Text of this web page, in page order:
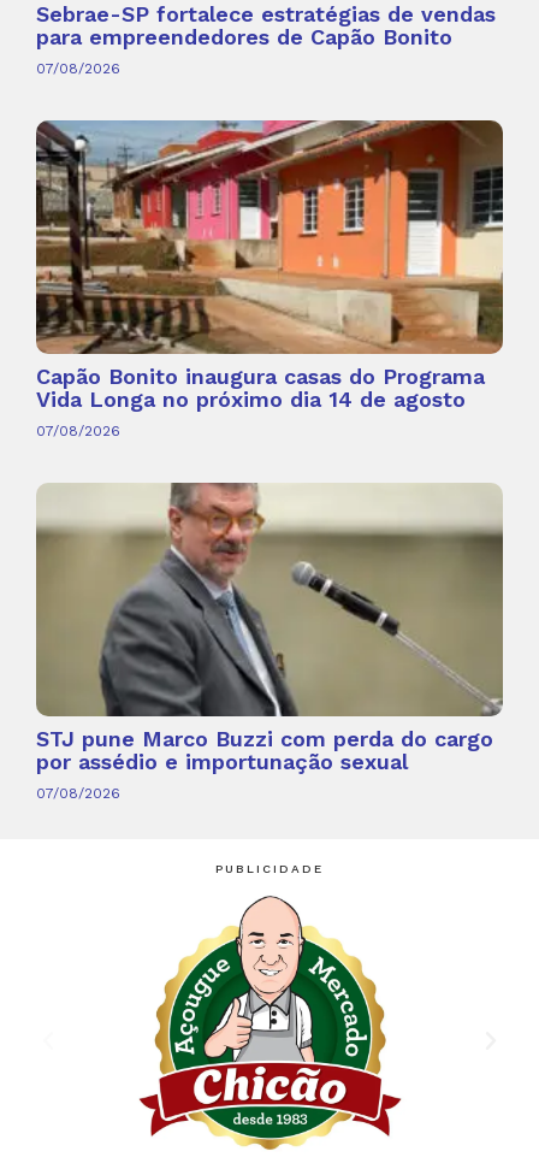
Sebrae-SP fortalece estratégias de vendas
para empreendedores de Capão Bonito
07/08/2026
Capão Bonito inaugura casas do Programa
Vida Longa no próximo dia 14 de agosto
07/08/2026
STJ pune Marco Buzzi com perda do cargo
por assédio e importunação sexual
07/08/2026
PUBLICIDADE